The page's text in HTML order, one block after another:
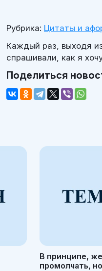
Рубрика: Цитаты и
Каждый раз, выходя
спрашивали, как я
Поделиться
В принципе,
промолчать,